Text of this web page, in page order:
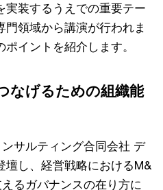
実装するうえでの重要テー
領域から講演が行われま
イントを紹介します。
なげるための組織能
サルティング合同会社 デ
壇し、経営戦略におけるM&
るガバナンスの在り方に